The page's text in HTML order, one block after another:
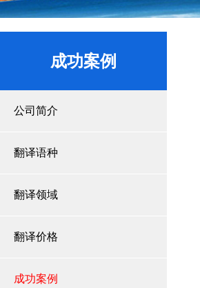
成功案例
公司简介
翻译语种
翻译领域
翻译价格
成功案例